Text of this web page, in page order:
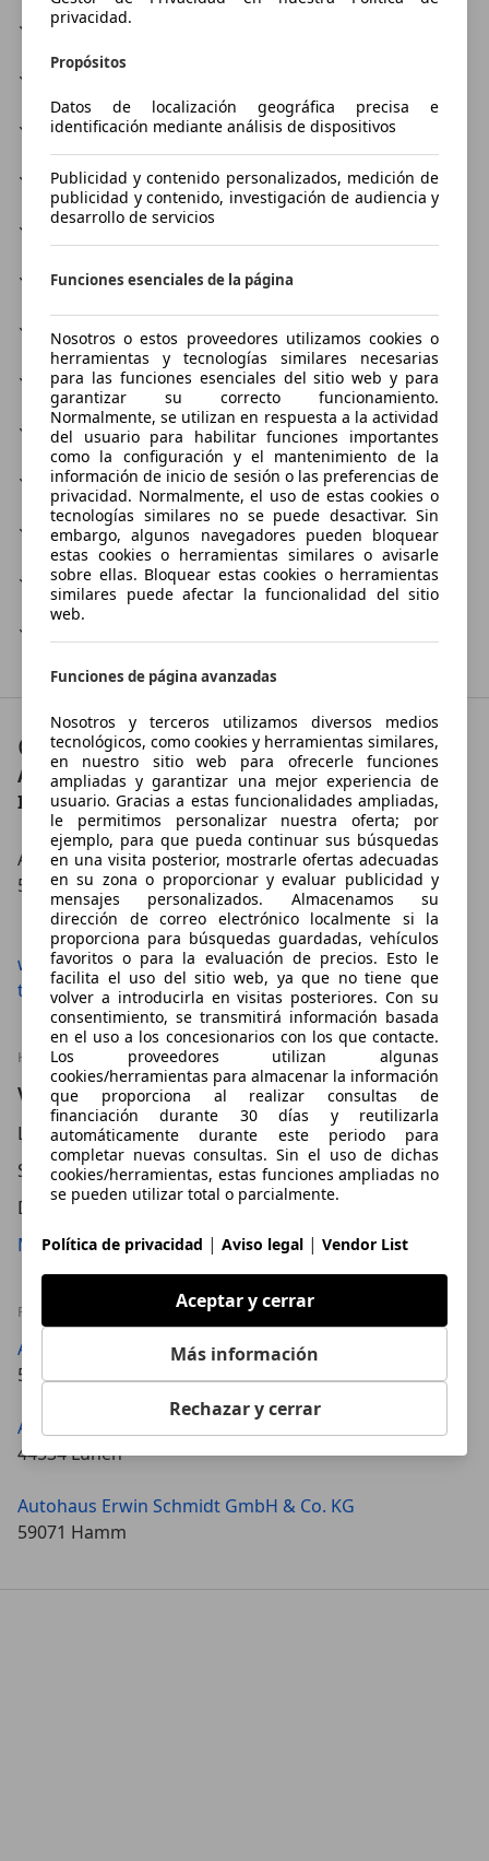
Reparación de aire acondicionado
Reparación de lunas
Reparación del motor
Repuestos
Servicio de neumáticos
Servicio urgente
Servicios financieros
Sistema de navegación
Taller
Taller de chapa
Taller de electricidad
Venta de neumáticos
Contacto
Autohaus Erwin Schmidt GmbH & Co. KG
Ihr Verkaufsteam
Arnsberger Straße 30
59494 Soest
Mostrar número
www.bmw-schmidt.de/de/ueber-uns/standorte-
team/filiale-soest/
HORARIO
Verkauf
Lu – Vi
08:00 – 18:30
Hora
Sá
09:00 – 14:00 Hora
Do
Cerrado
Mostrar más horarios
FILIALES
Autohaus Erwin Schmidt GmbH & Co. KG
59368 Werne
Autohaus Erwin Schmidt GmbH & Co. KG
44534 Lünen
Autohaus Erwin Schmidt GmbH & Co. KG
59071 Hamm
privacidad.
Propósitos
Datos de localización geográfica precisa e
identificación mediante análisis de dispositivos
Publicidad y contenido personalizados, medición de
publicidad y contenido, investigación de audiencia y
desarrollo de servicios
Funciones esenciales de la página
Nosotros o estos proveedores utilizamos cookies o
herramientas y tecnologías similares necesarias
para las funciones esenciales del sitio web y para
garantizar su correcto funcionamiento.
Normalmente, se utilizan en respuesta a la actividad
del usuario para habilitar funciones importantes
como la configuración y el mantenimiento de la
información de inicio de sesión o las preferencias de
privacidad. Normalmente, el uso de estas cookies o
tecnologías similares no se puede desactivar. Sin
embargo, algunos navegadores pueden bloquear
estas cookies o herramientas similares o avisarle
sobre ellas. Bloquear estas cookies o herramientas
similares puede afectar la funcionalidad del sitio
web.
Funciones de página avanzadas
Nosotros y terceros utilizamos diversos medios
tecnológicos, como cookies y herramientas similares,
en nuestro sitio web para ofrecerle funciones
ampliadas y garantizar una mejor experiencia de
usuario. Gracias a estas funcionalidades ampliadas,
le permitimos personalizar nuestra oferta; por
ejemplo, para que pueda continuar sus búsquedas
en una visita posterior, mostrarle ofertas adecuadas
en su zona o proporcionar y evaluar publicidad y
mensajes personalizados. Almacenamos su
dirección de correo electrónico localmente si la
proporciona para búsquedas guardadas, vehículos
favoritos o para la evaluación de precios. Esto le
facilita el uso del sitio web, ya que no tiene que
volver a introducirla en visitas posteriores. Con su
consentimiento, se transmitirá información basada
en el uso a los concesionarios con los que contacte.
Los proveedores utilizan algunas
cookies/herramientas para almacenar la información
que proporciona al realizar consultas de
financiación durante 30 días y reutilizarla
automáticamente durante este periodo para
completar nuevas consultas. Sin el uso de dichas
cookies/herramientas, estas funciones ampliadas no
se pueden utilizar total o parcialmente.
Política de privacidad | Aviso legal | Vendor List
Aceptar y cerrar
Más información
Rechazar y cerrar